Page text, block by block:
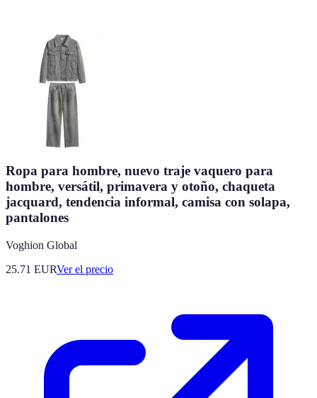
Ropa para hombre, nuevo traje vaquero para
hombre, versátil, primavera y otoño, chaqueta
jacquard, tendencia informal, camisa con solapa,
pantalones
Voghion Global
25.71 EURVer el precio